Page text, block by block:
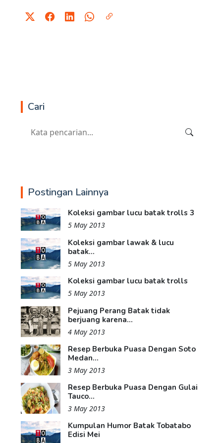
Cari
Postingan Lainnya
Koleksi gambar lucu batak trolls 3
5 May 2013
Koleksi gambar lawak & lucu
batak...
5 May 2013
Koleksi gambar lucu batak trolls
5 May 2013
Pejuang Perang Batak tidak
berjuang karena...
4 May 2013
Resep Berbuka Puasa Dengan Soto
Medan...
3 May 2013
Resep Berbuka Puasa Dengan Gulai
Tauco...
3 May 2013
Kumpulan Humor Batak Tobatabo
Edisi Mei